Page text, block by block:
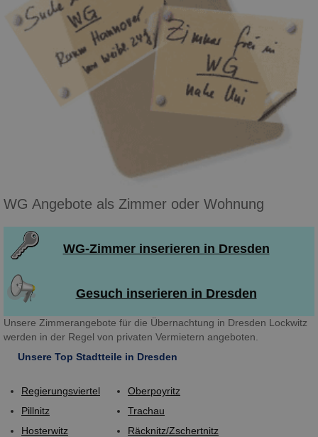
WG Angebote als Zimmer oder Wohnung
WG-Zimmer inserieren in Dresden
Gesuch inserieren in Dresden
Unsere Zimmerangebote für die Übernachtung in Dresden Lockwitz
werden in der Regel von privaten Vermietern angeboten.
Unsere Top Stadtteile in Dresden
Regierungsviertel
Pillnitz
Hosterwitz
Oberpoyritz
Trachau
Räcknitz/Zschertnitz